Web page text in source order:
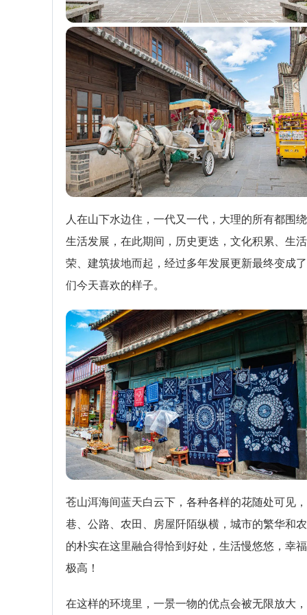
人在山下水边住，一代又一代，大理的所有都围
生活发展，在此期间，历史更迭，文化积累、生
荣、建筑拔地而起，经过多年发展更新最终变成
们今天喜欢的样子。
苍山洱海间蓝天白云下，各种各样的花随处可见
巷、公路、农田、房屋阡陌纵横，城市的繁华和
的朴实在这里融合得恰到好处，生活慢悠悠，幸
极高！
在这样的环境里，一景一物的优点会被无限放大